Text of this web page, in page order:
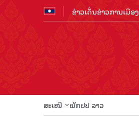
ຂ່າວເດັ່ນຂ່າວການເມືອງ
ສະເໜີ ພັກປປ ລາວ